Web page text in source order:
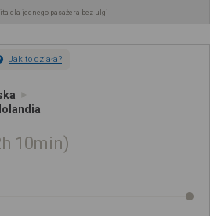
dla jednego pasażera bez ulgi
Jak to działa?
10min